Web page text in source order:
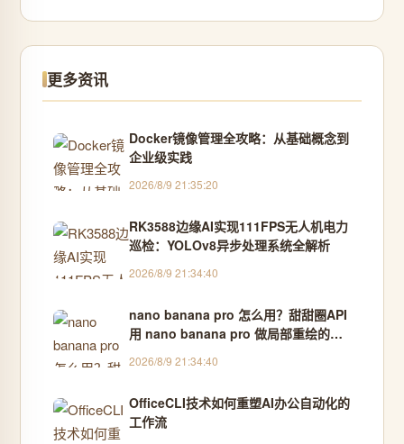
更多资讯
Docker镜像管理全攻略：从基础概念到
企业级实践
2026/8/9 21:35:20
RK3588边缘AI实现111FPS无人机电力
巡检：YOLOv8异步处理系统全解析
2026/8/9 21:34:40
nano banana pro 怎么用？甜甜圈API
用 nano banana pro 做局部重绘的接
2026/8/9 21:34:40
OfficeCLI技术如何重塑AI办公自动化的
工作流